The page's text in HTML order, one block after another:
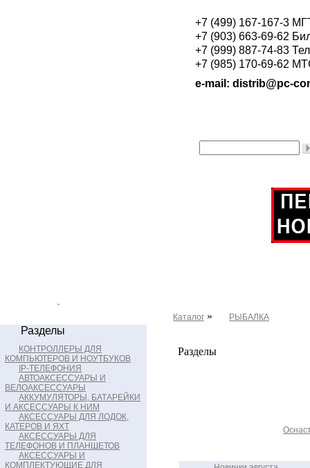
+7 (499) 167-167-3
+7 (903) 663-69-62
+7 (999) 887-74-83
+7 (985) 170-69-62
e-mail: distrib@pc-
Каталог » РЫБАЛКА
Разделы
КОНТРОЛЛЕРЫ ДЛЯ
КОМПЬЮТЕРОВ И НОУТБУКОВ
IP-ТЕЛЕФОНИЯ
АВТОАКСЕССУАРЫ И
ВЕЛОАКСЕССУАРЫ
АККУМУЛЯТОРЫ, БАТАРЕЙКИ
И АКСЕССУАРЫ К НИМ
АКСЕССУАРЫ ДЛЯ ЛОДОК,
КАТЕРОВ И ЯХТ
АКСЕССУАРЫ ДЛЯ
ТЕЛЕФОНОВ И ПЛАНШЕТОВ
АКСЕССУАРЫ И
КОМПЛЕКТУЮЩИЕ ДЛЯ
Разделы